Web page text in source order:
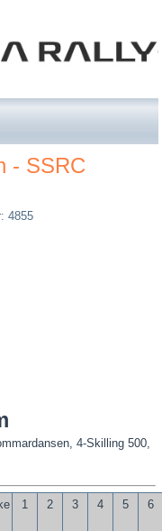
- SSRC
4855
4-Skilling 500,
1 2 3 4 5 6